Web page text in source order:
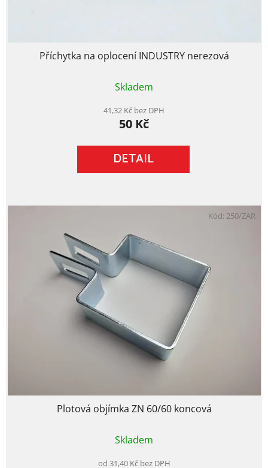
Příchytka na oplocení INDUSTRY nerezová
hodnocení
je
5,0
5
hvězdiček.
Skladem
41,32 Kč bez DPH
50 Kč
DETAIL
Plotová objímka ZN 60/60 koncová
hodnocení
je
Skladem
od 31,40 Kč bez DPH
Kód: 250/ZAR